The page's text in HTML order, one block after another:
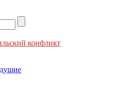
конфликт